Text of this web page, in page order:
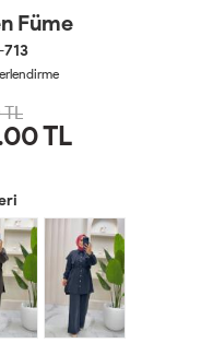
Füme
TL